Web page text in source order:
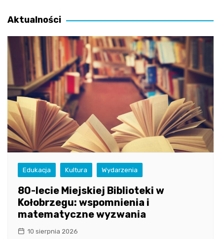
wpisu
Aktualności
Edukacja Kultura Wydarzenia
80-lecie Miejskiej Biblioteki w
Kołobrzegu: wspomnienia i
matematyczne wyzwania
10 sierpnia 2026